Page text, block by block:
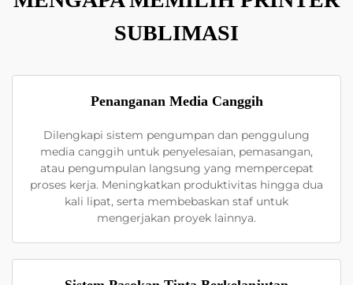
SUBLIMASI
Penanganan Media Canggih
Dilengkapi sistem pengumpan dan penggulung
media canggih untuk penyelesaian, pemasangan,
atau pengumpulan langsung yang mempercepat
proses kerja. Meningkatkan produktivitas hingga dua
kali lipat, serta membebaskan staf untuk
mengerjakan proyek lainnya.